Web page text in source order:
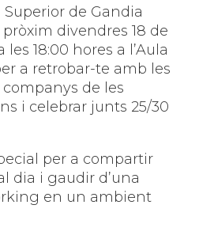
Superior de Gandia
pròxim divendres 18 de
18:00 hores a l’Aula
a retrobar-te amb les
de les
i celebrar junts 25/30
per a compartir
dia i gaudir d’una
en un ambient